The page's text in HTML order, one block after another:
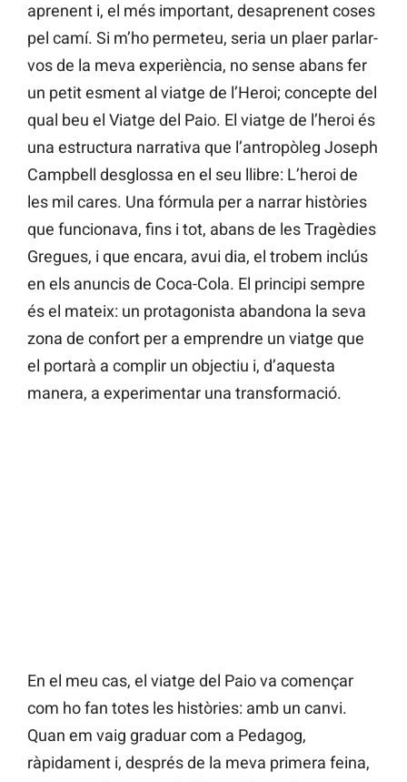
aprenent i, el més important, desaprenent coses
pel camí. Si m’ho permeteu, seria un plaer parlar-
vos de la meva experiència, no sense abans fer
un petit esment al viatge de l’Heroi; concepte del
qual beu el Viatge del Paio. El viatge de l’heroi és
una estructura narrativa que l’antropòleg Joseph
Campbell desglossa en el seu llibre: L’heroi de
les mil cares. Una fórmula per a narrar històries
que funcionava, fins i tot, abans de les Tragèdies
Gregues, i que encara, avui dia, el trobem inclús
en els anuncis de Coca-Cola. El principi sempre
és el mateix: un protagonista abandona la seva
zona de confort per a emprendre un viatge que
el portarà a complir un objectiu i, d’aquesta
manera, a experimentar una transformació.
En el meu cas, el viatge del Paio va començar
com ho fan totes les històries: amb un canvi.
Quan em vaig graduar com a Pedagog,
ràpidament i, després de la meva primera feina,